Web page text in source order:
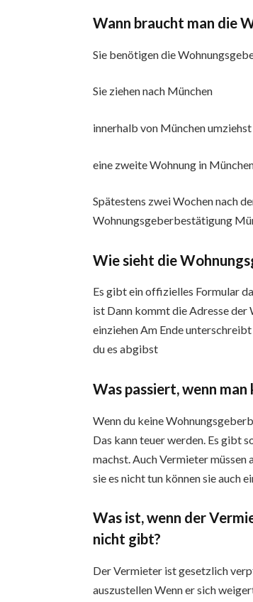
Wann braucht man die
Sie benötigen die
Sie ziehen nach München
innerhalb von München umziehst
eine zweite Wohnung in
Spätestens zwei Wochen nach
Wohnungsgeberbestätigung
Wie sieht die
Es gibt ein offizielles Formular
ist Dann kommt die Adresse der
einziehen Am Ende
du es abgibst
Was passiert, wenn
Wenn du keine
Das kann teuer werden. Es gibt
machst. Auch Vermieter müssen
sie es nicht tun können sie auch
Was ist, wenn der
nicht gibt?
Der Vermieter ist gesetzlich
auszustellen Wenn er sich